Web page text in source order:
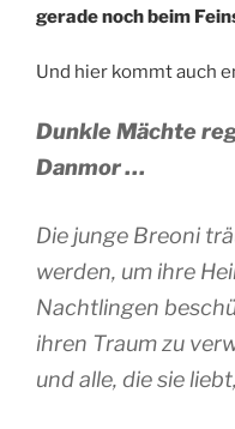
gerade noch beim
Und hier kommt auch
Dunkle Mächte
Danmor …
Die junge Breoni
werden, um ihre
Nachtlingen
ihren Traum zu
und alle, die sie